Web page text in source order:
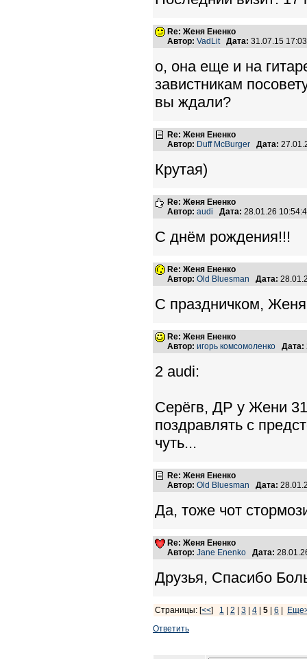
Re: Женя Ененко
Автор: VadLit Дата: 31.07.15
о, она еще и на
завистникам
вы ждали?
Re: Женя Ененко
Автор: Duff McBurger Дата:
Крутая)
Re: Женя Ененко
Автор: audi Дата: 28.01.26
С днём рождения!!!
Re: Женя Ененко
Автор: Old Bluesman Дата:
С праздничком,
Re: Женя Ененко
Автор: игорь комсомоленко Дата:
2 audi:
Серёгв, ДР у Жени
поздравлять с
чуть...
Re: Женя Ененко
Автор: Old Bluesman Дата:
Да, тоже чот
Re: Женя Ененко
Автор: Jane Enenko Дата:
Друзья, Спасибо
Страницы: [<<] 1 2 3 4 5 6
Ответить